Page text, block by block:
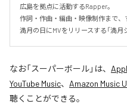
広島を拠点に活動するRapper。
作詞・作曲・編曲・映像制作まで、
満月の日にMVをリリースする「満月
なお「スーパーボール」は、
YouTube Music、 Amazon Music
聴くことができる。